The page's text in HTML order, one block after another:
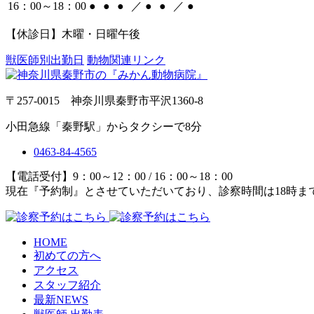
16：00～18：00 ● ● ● ／ ● ● ／ ●
【休診日】木曜・日曜午後
獣医師別出勤日 動物関連リンク
〒257-0015 神奈川県秦野市平沢1360-8
小田急線「秦野駅」からタクシーで8分
0463-84-4565
【電話受付】9：00～12：00 / 16：00～18：00
現在『予約制』とさせていただいており、診察時間は18時ま
HOME
初めての方へ
アクセス
スタッフ紹介
最新NEWS